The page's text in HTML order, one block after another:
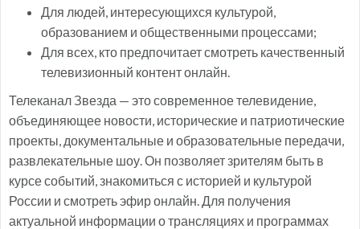
Для людей, интересующихся культурой,
образованием и общественными процессами;
Для всех, кто предпочитает смотреть качественный
телевизионный контент онлайн.
Телеканал Звезда — это современное телевидение,
объединяющее новости, исторические и патриотические
проекты, документальные и образовательные передачи,
развлекательные шоу. Он позволяет зрителям быть в
курсе событий, знакомиться с историей и культурой
России и смотреть эфир онлайн. Для получения
актуальной информации о трансляциях и программах